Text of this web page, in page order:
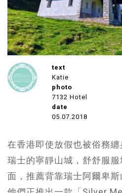
text
Katie
photo
7132 Hotel
date
05.07.2018
在香港即使放假也被俗務
瑞士的寧靜山城，舒舒服
面，推薦背靠瑞士阿爾卑斯